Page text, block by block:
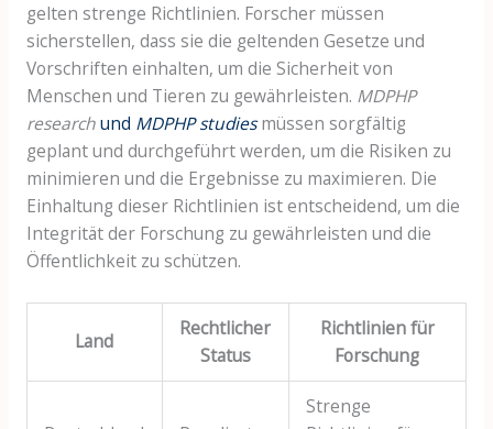
gelten strenge Richtlinien. Forscher müssen
sicherstellen, dass sie die geltenden Gesetze und
Vorschriften einhalten, um die Sicherheit von
Menschen und Tieren zu gewährleisten. MDPHP
researchund MDPHP studiesmüssen sorgfältig
geplant und durchgeführt werden, um die Risiken zu
minimieren und die Ergebnisse zu maximieren. Die
Einhaltung dieser Richtlinien ist entscheidend, um die
Integrität der Forschung zu gewährleisten und die
Öffentlichkeit zu schützen.
Land
Rechtlicher
Status
Richtlinien für
Forschung
Strenge